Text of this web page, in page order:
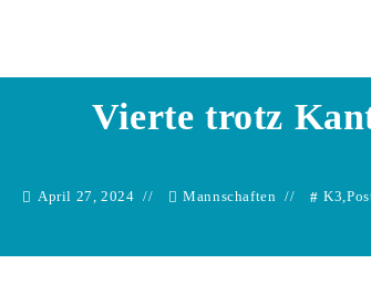
Vierte trotz
April 27, 2024 Mannschaften K3,